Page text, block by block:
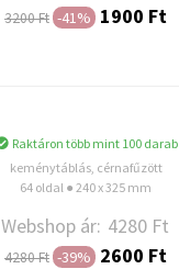
3200 Ft -41% 1900 Ft
Raktáron több mint 100 darab
keménytáblás, cérnafűzött
64 oldal ● 240 x 325 mm
Webshop ár: 4280 Ft
4280 Ft -39% 2600 Ft